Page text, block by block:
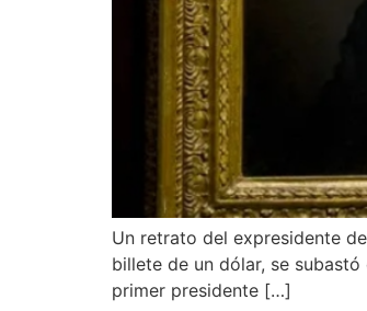
Un retrato del expresidente
billete de un dólar, se
primer presidente […]